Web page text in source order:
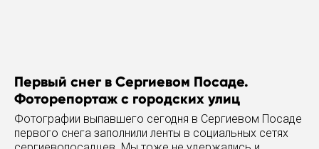
Первый снег в Сергиевом Посаде.
Фоторепортаж с городских улиц
Фотографии выпавшего сегодня в Сергиевом Посаде
первого снега заполнили ленты в социальных сетях